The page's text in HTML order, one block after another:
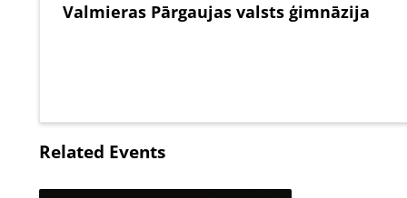
Valmieras Pārgaujas valsts ģimnāzija
Related Events